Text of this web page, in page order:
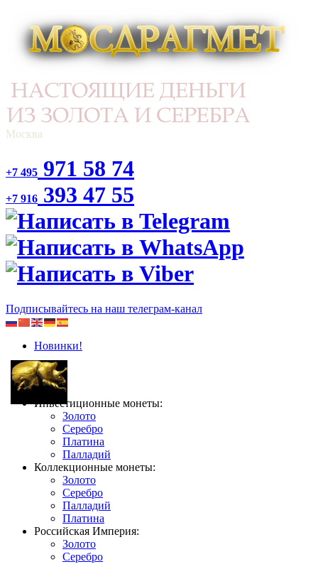
Москва
+7 495 971 58 74
+7 916 393 47 55
Подписывайтесь на наш телеграм-канал
Новинки!
Инвестиционные монеты:
Золото
Серебро
Платина
Палладий
Коллекционные монеты:
Золото
Серебро
Палладий
Платина
Российская Империя:
Золото
Серебро